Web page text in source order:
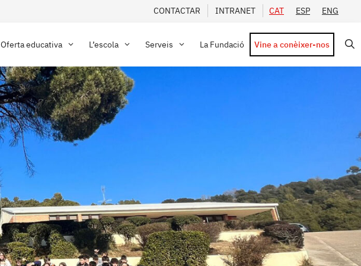
CONTACTAR INTRANET CAT ESP ENG
Oferta educativa L’escola Serveis La Fundació Vine a conèixer-nos